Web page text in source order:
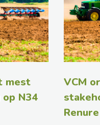
mest
N34
VCM